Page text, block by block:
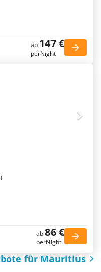
ab 147 €
perNight
ab86 €
perNight
für Mauritius